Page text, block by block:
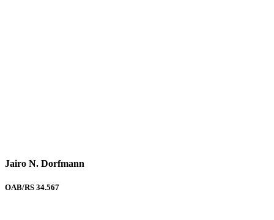
Jairo N. Dorfmann
OAB/RS 34.567